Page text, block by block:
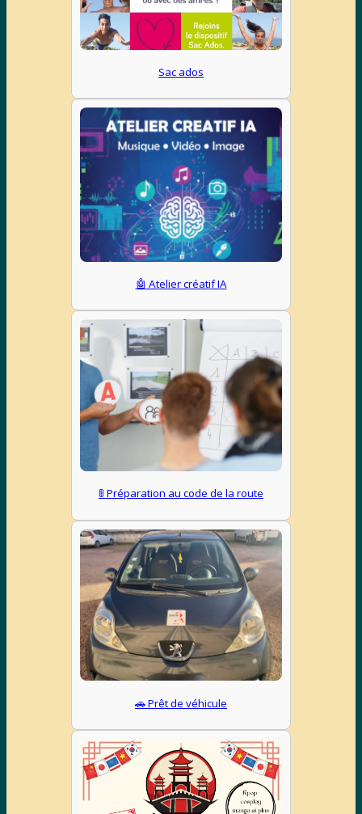
Sac ados
🤖 Atelier créatif IA
🚦 Préparation au code de la route
🚗 Prêt de véhicule